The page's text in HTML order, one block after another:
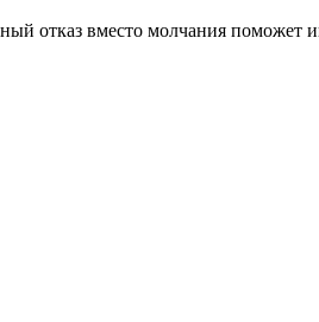
отказ вместо молчания поможет